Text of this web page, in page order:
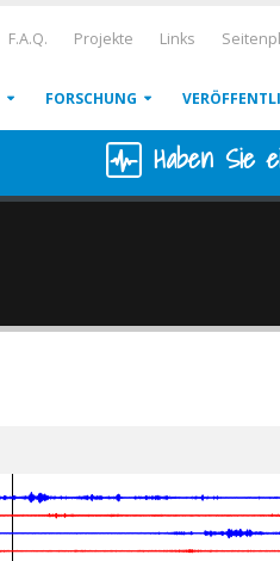
F.A.Q. Projekte Links
FORSCHUNG
Haben Sie